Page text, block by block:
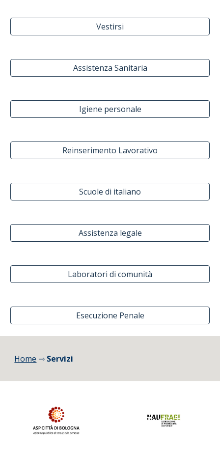
Vestirsi
Assistenza Sanitaria
Igiene personale
Reinserimento Lavorativo
Scuole di italiano
Assistenza legale
Laboratori di comunità
Esecuzione Penale
Home ⇾ Servizi